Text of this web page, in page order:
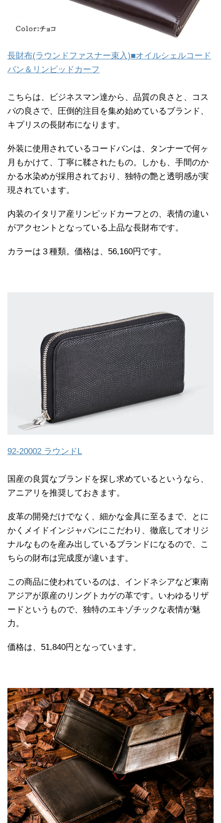
長財布(ラウンドファスナー束入)■オイルシェルコード
バン＆リンピッドカーフ
こちらは、ビジネスマン達から、品質の良さと、コス
パの良さで、圧倒的注目を集め始めているブランド、
キプリスの長財布になります。
外装に使用されているコードバンは、タンナーで何ヶ
月もかけて、丁寧に鞣されたもの。しかも、手間のか
かる水染めが採用されており、独特の艶と透明感が実
現されています。
内装のイタリア産リンピッドカーフとの、表情の違い
がアクセントとなっている上品な長財布です。
カラーは３種類。価格は、56,160円です。
92-20002 ラウンドL
国産の良質なブランドを探し求めているというなら、
アニアリを推奨しておきます。
皮革の開発だけでなく、細かな金具に至るまで、とに
かくメイドインジャパンにこだわり、徹底してオリジ
ナルなものを産み出しているブランドになるので、こ
ちらの財布は完成度が違います。
この商品に使われているのは、インドネシアなど東南
アジアが原産のリングトカゲの革です。いわゆるリザ
ードというもので、独特のエキゾチックな表情が魅
力。
価格は、51,840円となっています。